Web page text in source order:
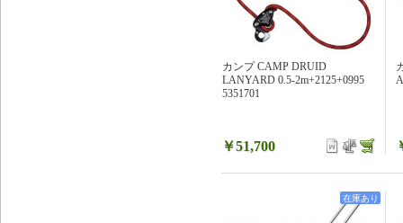
カンプ CAMP DRUID
LANYARD 0.5-2m+2125+0995
5351701
￥51,700
在庫あり